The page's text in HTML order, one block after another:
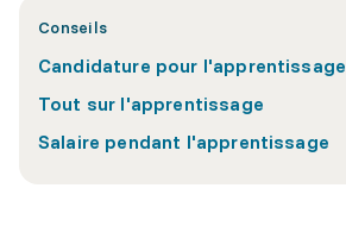
Conseils
Candidature pour l'apprentissage
Tout sur l'apprentissage
Salaire pendant l'apprentissage